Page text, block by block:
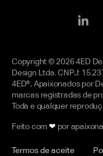
Copyright © 2026 4ED
Design Ltda. CNPJ:
4ED®, Apaixonados por
marcas registradas de
Toda e qualquer
Feito com❤ por
Termos de aceite